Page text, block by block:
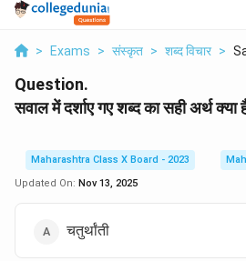
> Exams > संस्कृत > शब्द विचार >
Question.
सवाल में दर्शाए गए शब्द का सही अर्थ क्या
Maharashtra Class X Board - 2023
Updated On: Nov 13, 2025
चतुर्थांती